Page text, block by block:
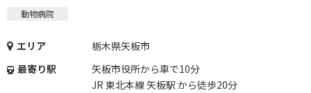
動物病院
エリア
栃木県矢板市
最寄り駅
矢板市役所から車で10分
JR 東北本線 矢板駅 から徒歩20分